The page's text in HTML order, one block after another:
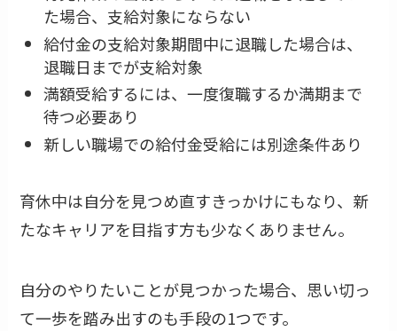
た場合、支給対象にならない
給付金の支給対象期間中に退職した場合は、
退職日までが支給対象
満額受給するには、一度復職するか満期まで
待つ必要あり
新しい職場での給付金受給には別途条件あり
育休中は自分を見つめ直すきっかけにもなり、新
たなキャリアを目指す方も少なくありません。
自分のやりたいことが見つかった場合、思い切っ
て一歩を踏み出すのも手段の1つです。